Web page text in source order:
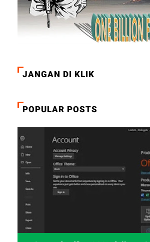
JANGAN DI KLIK
POPULAR POSTS